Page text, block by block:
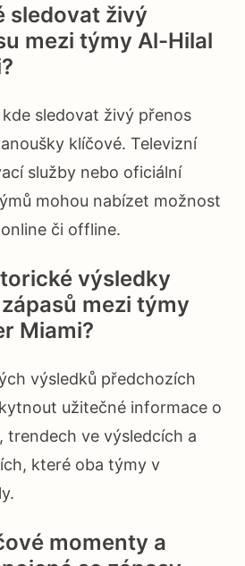
sledovat živý
mezi týmy Al-Hilal
sledovat živý přenos
klíčové. Televizní
služby nebo oficiální
mohou nabízet možnost
či offline.
výsledky
mezi týmy
Miami?
výsledků předchozích
užitečné informace o
trendech ve výsledcích a
které oba týmy v
momenty a